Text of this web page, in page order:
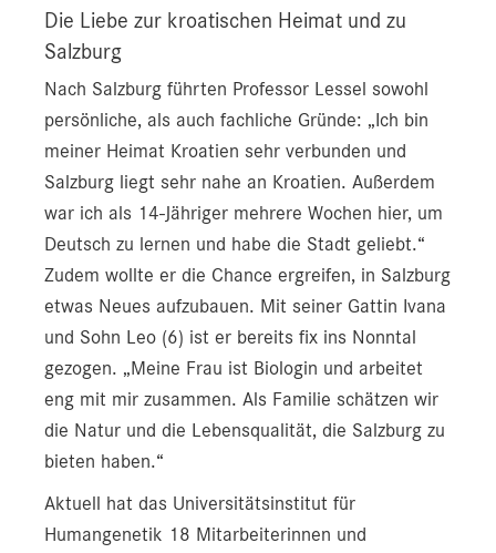
Die Liebe zur kroatischen Heimat und zu
Salzburg
Nach Salzburg führten Professor Lessel sowohl
persönliche, als auch fachliche Gründe: „Ich bin
meiner Heimat Kroatien sehr verbunden und
Salzburg liegt sehr nahe an Kroatien. Außerdem
war ich als 14-Jähriger mehrere Wochen hier, um
Deutsch zu lernen und habe die Stadt geliebt.“
Zudem wollte er die Chance ergreifen, in Salzburg
etwas Neues aufzubauen. Mit seiner Gattin Ivana
und Sohn Leo (6) ist er bereits fix ins Nonntal
gezogen. „Meine Frau ist Biologin und arbeitet
eng mit mir zusammen. Als Familie schätzen wir
die Natur und die Lebensqualität, die Salzburg zu
bieten haben.“
Aktuell hat das Universitätsinstitut für
Humangenetik 18 Mitarbeiterinnen und